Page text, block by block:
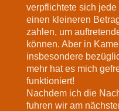
verpflichtete sich
einen kleineren
zahlen, um
können. Aber in
insbesondere
mehr hat es mich
funktioniert!
Nachdem ich die
fuhren wir am